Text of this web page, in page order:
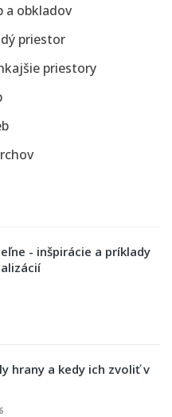
a obkladov
priestor
priestory
- inšpirácie a príklady
hrany a kedy ich zvoliť v